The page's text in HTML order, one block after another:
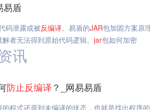
易盾
码泄露或被反编译。易盾的JAR包加固方案原
者无法得到原始代码逻辑。 jar包如何加密
讯
防止反编译 ？_网易易盾
程式还原到未编译的状态，也就是找出程序